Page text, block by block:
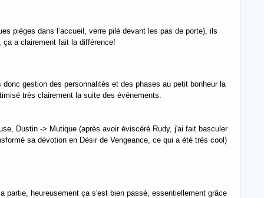
pièges dans l’accueil, verre pilé devant les pas de porte), ils
a clairement fait la différence!
gestion des personnalités et des phases au petit bonheur la
très clairement la suite des événements:
Dustin -> Mutique (après avoir éviscéré Rudy, j'ai fait basculer
sa dévotion en Désir de Vengeance, ce qui a été très cool)
partie, heureusement ça s'est bien passé, essentiellement grâce